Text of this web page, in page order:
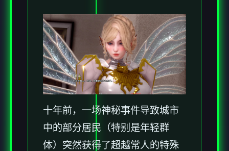
十年前，一场神秘事件导致城市
中的部分居民（特别是年轻群
体）突然获得了超越常人的特殊